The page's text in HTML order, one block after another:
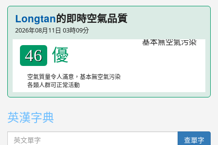
Longtan的即時空氣品質
2026年08月11日 03時09分
46 優
空氣質量令人滿意，基本無空氣污染
各類人群可正常活動
英漢字典
英文單字 查單字